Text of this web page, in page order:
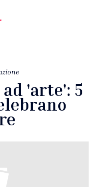
'arte': 5